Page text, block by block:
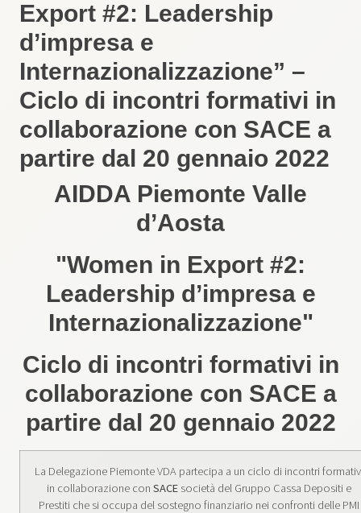
Export #2: Leadership
d’impresa e
Internazionalizzazione” –
Ciclo di incontri formativi in
collaborazione con SACE a
partire dal 20 gennaio 2022
AIDDA Piemonte Valle
d’Aosta
"Women in Export #2:
Leadership d’impresa e
Internazionalizzazione"
Ciclo di incontri formativi in
collaborazione con SACE a
partire dal 20 gennaio 2022
La Delegazione Piemonte VDA partecipa a un ciclo di incontri
in collaborazione conSACEsocietà del Gruppo Cassa Depositi e
Prestiti che si occupa del sostegno finanziario nei confronti delle PMI